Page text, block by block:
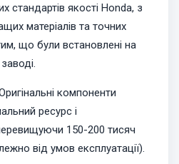
якості Honda, з
матеріалів та точних
що були встановлені на
компоненти
ресурс і
150-200 тисяч
від умов експлуатації).